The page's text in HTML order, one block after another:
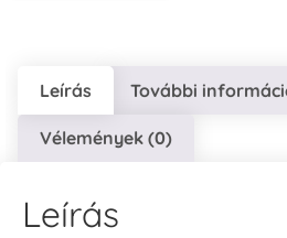
Leírás További
Vélemények (0)
Leírás